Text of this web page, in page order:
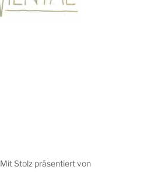
Mit Stolz präsentiert von